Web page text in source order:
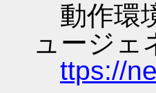
動作環
ュージェ
ttps://